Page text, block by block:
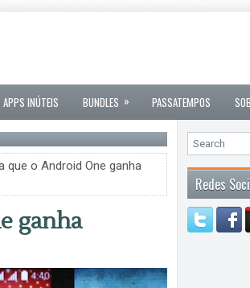
APPS INÚTEIS BUNDLES » PASSATEMPOS
que o Android One ganha
ganha
Redes